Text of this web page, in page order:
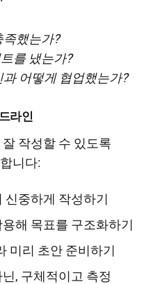
족했는가?
를 냈는가?
어떻게 협업했는가?
라인
작성할 수 있도록
니다:
신중하게 작성하기
해 목표를 구조화하기
미리 초안 준비하기
, 구체적이고 측정